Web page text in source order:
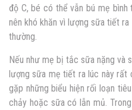
độ C, bé có thể vẫn bú mẹ
nên khó khăn vì lượng sữa tiết
thường.
Nếu như mẹ bị tắc sữa nặng và
lượng sữa mẹ tiết ra lúc này rất
gặp những biểu hiện rối loạn
chảy hoặc sữa có lẫn mủ.